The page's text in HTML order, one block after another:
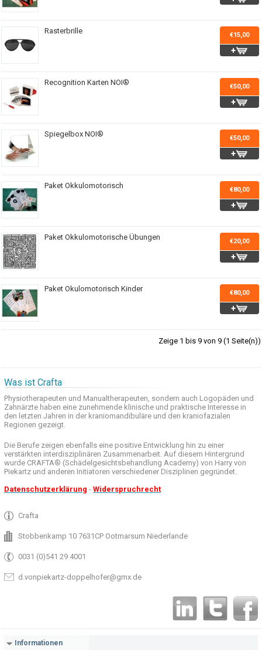
Rasterbrille €15,00
Recognition Karten NOI® €50,00
Spiegelbox NOI® €50,00
Paket Okkulomotorisch €80,00
Paket Okkulomotorische Übungen €20,00
Paket Okulomotorisch Kinder €80,00
Zeige 1 bis 9 von 9 (1 Seite(n))
Was ist Crafta
Physiotherapeuten und Manualtherapeuten, sondern auch Logopäden und
Zahnärzte haben eine zunehmende klinische und praktische Interesse in
den letzten Jahren in der kraniomandibuläre und den kraniofazialen
Regionen gezeigt.
Die Berufe zeigen ebenfalls eine positive Entwicklung hin zu einer
verstärkten interdisziplinären Zusammenarbeit. Auf diesem Hintergrund
wurde CRAFTA® (Schädelgesichtsbehandlung Academy) von Harry von
Piekartz und anderen Initiatoren verschiedener Disziplinen gegründet.
Datenschutzerklärung -Widerspruchrecht
Crafta
Stobbenkamp 10 7631CP Ootmarsum Niederlande
0031 (0)541 29 4001
d.vonpiekartz-doppelhofer@gmx.de
Informationen